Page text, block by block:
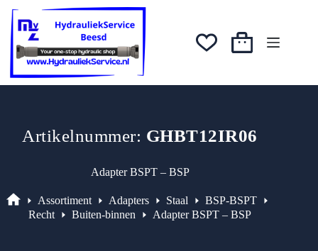
naar
inhoud
was:
€4,80.
€4,08.
Winkelwagen
Artikelnummer: GHBT12IR06
Adapter BSPT – BSP
Assortiment
Assortiment Adapters Staal
BSP-BSPT
Recht
Buiten-binnen Adapter BSPT – BSP